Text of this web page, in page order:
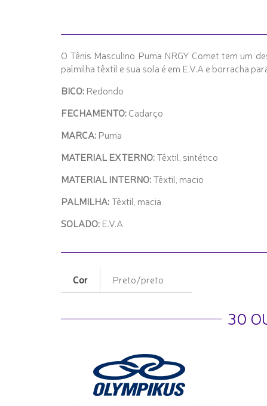
O Tênis Masculino Puma NRGY Comet tem um
palmilha têxtil e sua sola é em E.V.A e borracha
BICO: Redondo
FECHAMENTO:Cadarço
MARCA: Puma
MATERIAL EXTERNO:Têxtil, sintético
MATERIAL INTERNO:Têxtil, macio
PALMILHA:Têxtil, macia
SOLADO: E.V.A
Cor Preto/preto
30